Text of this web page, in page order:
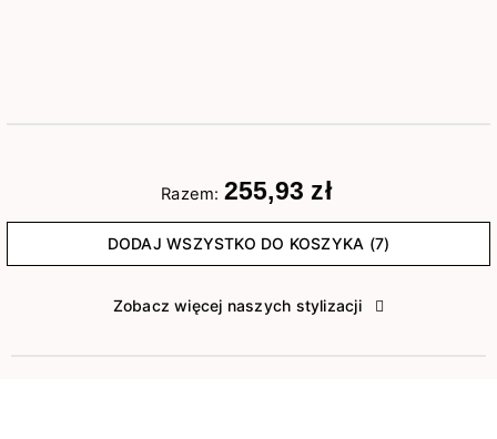
Razem: 255,93 zł
DODAJ WSZYSTKO DO KOSZYKA (7)
Zobacz więcej naszych stylizacji